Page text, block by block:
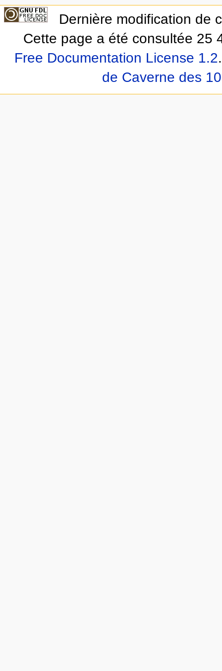
Dernière modification de
Cette page a été consultée 25
Free Documentation License 1.2.
de Caverne des